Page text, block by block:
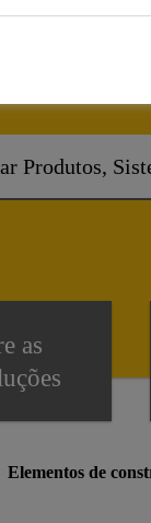
as
Elementos de